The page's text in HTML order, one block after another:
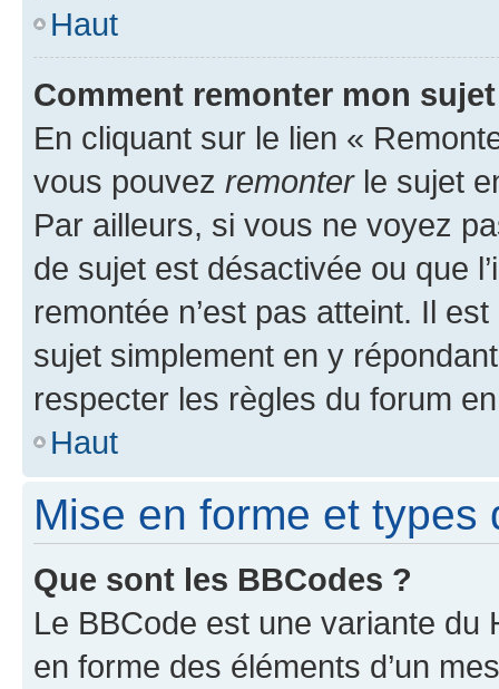
Haut
Comment remonter mon
En cliquant sur le lien «
vous pouvez remonterle sujet
Par ailleurs, si vous ne voyez
de sujet est désactivée ou que
remontée n’est pas atteint. Il
sujet simplement en y
respecter les règles du forum
Haut
Mise en forme et types
Que sont les BBCodes ?
Le BBCode est une variante du
en forme des éléments d’un